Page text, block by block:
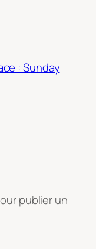
: Sunday
publier un